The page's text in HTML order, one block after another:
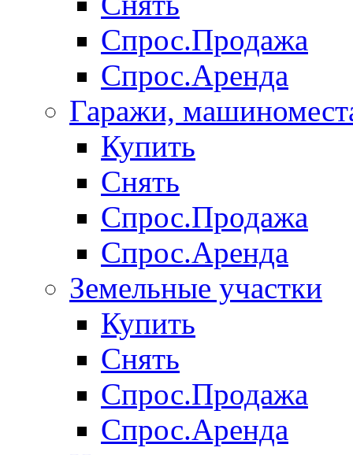
Спрос.Продажа
Спрос.Аренда
Гаражи,
Купить
Снять
Спрос.Продажа
Спрос.Аренда
Земельные участки
Купить
Снять
Спрос.Продажа
Спрос.Аренда